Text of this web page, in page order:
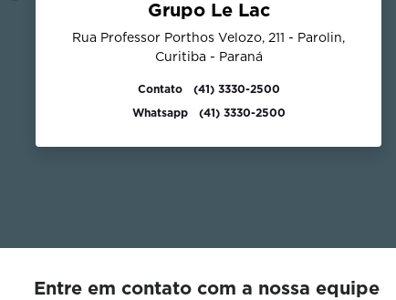
Grupo Le Lac
Rua Professor Porthos Velozo, 211 - Parolin,
Curitiba - Paraná
Contato
(41) 3330-2500
Whatsapp
(41) 3330-2500
Entre em contato com a nossa equipe